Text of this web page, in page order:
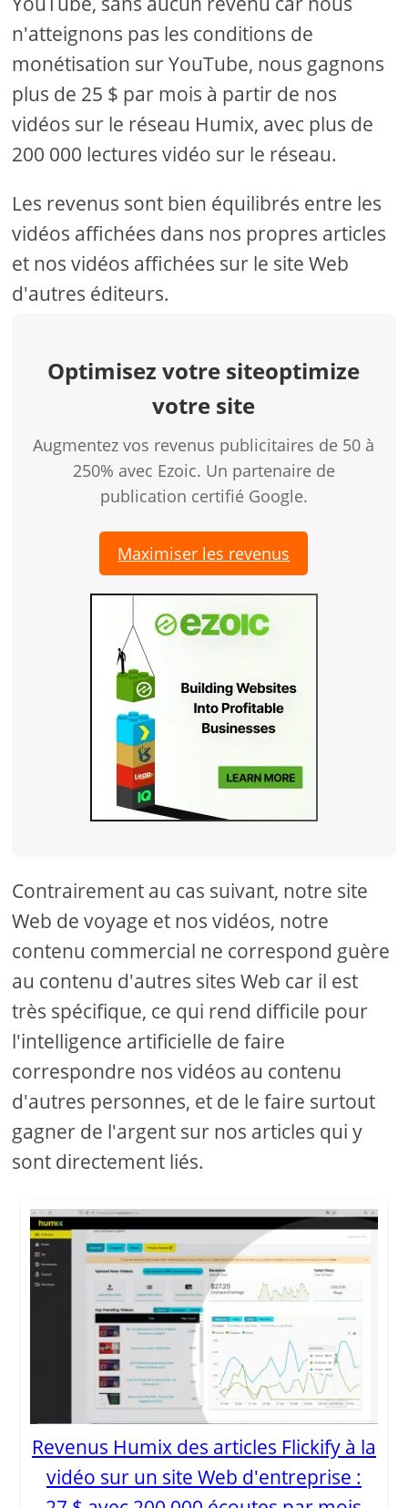
n'atteignons pas les conditions de
monétisation sur YouTube, nous gagnons
plus de 25 $ par mois à partir de nos
vidéos sur le réseau Humix, avec plus de
200 000 lectures vidéo sur le réseau.
Les revenus sont bien équilibrés entre les
vidéos affichées dans nos propres articles
et nos vidéos affichées sur le site Web
d'autres éditeurs.
Optimisez votre siteoptimize
votre site
Augmentez vos revenus publicitaires de 50 à
250% avec Ezoic. Un partenaire de
publication certifié Google.
Maximiser les revenus
Contrairement au cas suivant, notre site
Web de voyage et nos vidéos, notre
contenu commercial ne correspond guère
au contenu d'autres sites Web car il est
très spécifique, ce qui rend difficile pour
l'intelligence artificielle de faire
correspondre nos vidéos au contenu
d'autres personnes, et de le faire surtout
gagner de l'argent sur nos articles qui y
sont directement liés.
Revenus Humix des articles Flickify à la
vidéo sur un site Web d'entreprise :